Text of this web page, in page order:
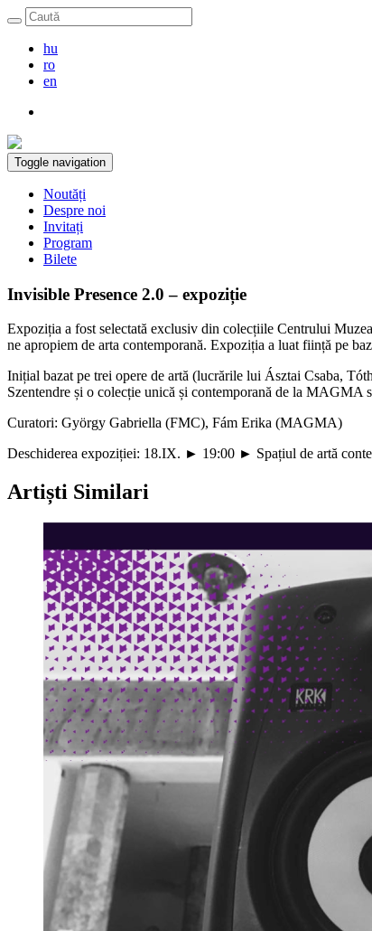
hu
ro
en
Toggle navigation
Noutăți
Despre noi
Invitați
Program
Bilete
Invisible Presence 2.0 – expoziție
Expoziția a fost selectată exclusiv din colecțiile Centrului
ne apropiem de arta contemporană. Expoziția a luat ființă pe
Inițial bazat pe trei opere de artă (lucrările lui Ásztai Csaba,
Szentendre și o colecție unică și contemporană de la MAGMA
Curatori: György Gabriella (FMC), Fám Erika (MAGMA)
Deschiderea expoziției: 18.IX. ► 19:00 ► Spațiul de artă
Artiști Similari